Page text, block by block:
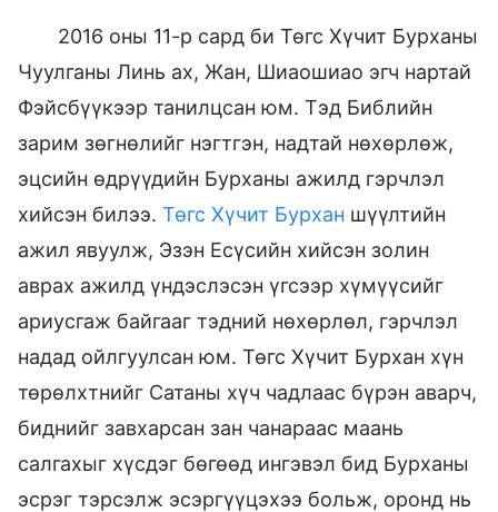
2016 оны 11-р сард би Төгс Хүчит Бурханы
Чуулганы Линь ах, Жан, Шиаошиао эгч нартай
Фэйсбүүкээр танилцсан юм. Тэд Библийн
зарим зөгнөлийг нэгтгэн, надтай нөхөрлөж,
эцсийн өдрүүдийн Бурханы ажилд гэрчлэл
хийсэн билээ. Төгс Хүчит Бурхан шүүлтийн
ажил явуулж, Эзэн Есүсийн хийсэн золин
аврах ажилд үндэслэсэн үгсээр хүмүүсийг
ариусгаж байгааг тэдний нөхөрлөл, гэрчлэл
надад ойлгуулсан юм. Төгс Хүчит Бурхан хүн
төрөлхтнийг Сатаны хүч чадлаас бүрэн аварч,
биднийг завхарсан зан чанараас маань
салгахыг хүсдэг бөгөөд ингэвэл бид Бурханы
эсрэг тэрсэлж эсэргүүцэхээ больж, оронд нь